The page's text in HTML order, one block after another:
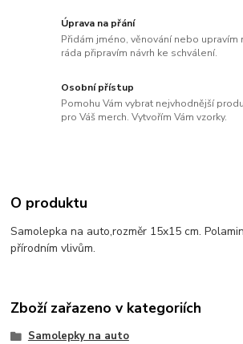
Úprava na přání
Přidám jméno, věnování nebo upravím
ráda připravím návrh ke schválení.
Osobní přístup
Pomohu Vám vybrat nejvhodnější
pro Váš merch. Vytvořím Vám vzorky.
O produktu
Samolepka na auto,rozměr 15x15 cm.
přírodním vlivům.
Zboží zařazeno v kategoriích
Samolepky na auto